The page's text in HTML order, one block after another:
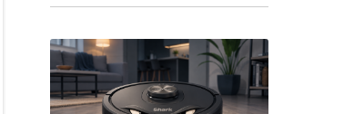
Самоучитель CSS / Линии и рамки /
Видео уроки / Заработок